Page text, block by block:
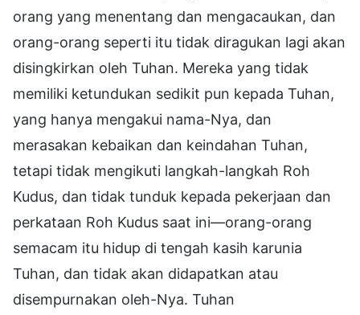
orang yang menentang dan mengacaukan, dan
orang-orang seperti itu tidak diragukan lagi akan
disingkirkan oleh Tuhan. Mereka yang tidak
memiliki ketundukan sedikit pun kepada Tuhan,
yang hanya mengakui nama-Nya, dan
merasakan kebaikan dan keindahan Tuhan,
tetapi tidak mengikuti langkah-langkah Roh
Kudus, dan tidak tunduk kepada pekerjaan dan
perkataan Roh Kudus saat ini—orang-orang
semacam itu hidup di tengah kasih karunia
Tuhan, dan tidak akan didapatkan atau
disempurnakan oleh-Nya. Tuhan